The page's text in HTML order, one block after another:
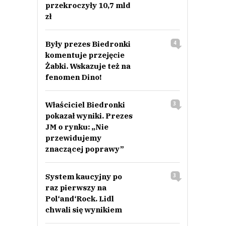
przekroczyły 10,7 mld
zł
Były prezes Biedronki
komentuje przejęcie
Żabki. Wskazuje też na
fenomen Dino!
4
Właściciel Biedronki
pokazał wyniki. Prezes
JM o rynku: „Nie
przewidujemy
znaczącej poprawy”
3
System kaucyjny po
raz pierwszy na
Pol‘and‘Rock. Lidl
chwali się wynikiem
3